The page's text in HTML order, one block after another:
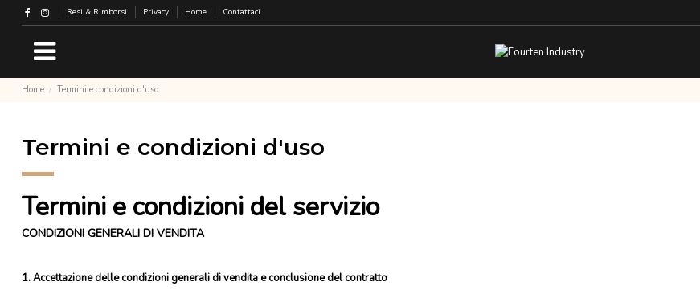
Resi & Rimborsi Privacy Home Contattaci
Home Termini e condizioni d'uso
Termini e condizioni d'uso
Termini e condizioni del servizio
CONDIZIONI GENERALI DI VENDITA
1. Accettazione delle condizioni generali di vendita e conclusione del contratto